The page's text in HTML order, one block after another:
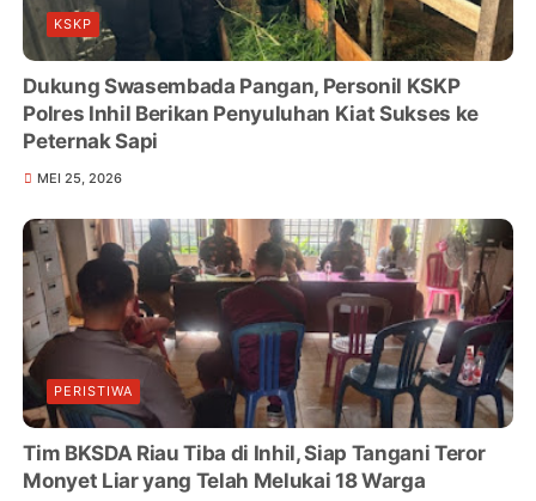
KSKP
Dukung Swasembada Pangan, Personil KSKP
Polres Inhil Berikan Penyuluhan Kiat Sukses ke
Peternak Sapi
MEI 25, 2026
PERISTIWA
Tim BKSDA Riau Tiba di Inhil, Siap Tangani Teror
Monyet Liar yang Telah Melukai 18 Warga